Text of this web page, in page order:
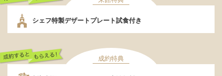
シェフ特製デザートプレート試食付き
成約特典